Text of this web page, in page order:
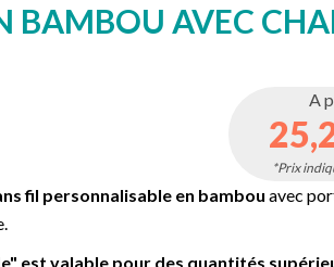
BAMBOU AVEC
A
*Prix
fil personnalisable en bambou avec
est valable pour des quantités